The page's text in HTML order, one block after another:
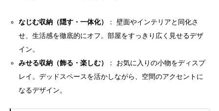
なじむ収納（隠す・一体化）
： 壁面やインテリアと同化さ
せ、生活感を徹底的にオフ。部屋をすっきり広く見せるデザ
イン。
みせる収納（飾る・楽しむ）
： お気に入りの小物をディスプ
レイ。デッドスペースを活かしながら、空間のアクセントに
なるデザイン。